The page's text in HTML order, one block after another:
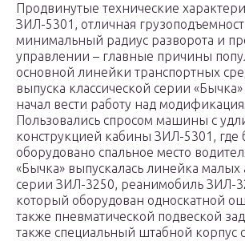
Продвинутые технические
ЗИЛ-5301, отличная
минимальный радиус разворота и
управлении – главные причины
основной линейки транспортных
выпуска классической серии
начал вести работу над
Пользовались спросом машины с
конструкцией кабины ЗИЛ-5301, где
оборудовано спальное место
«Бычка» выпускалась линейка малых
серии ЗИЛ-3250, реанимобиль
который оборудован односкатной
также пневматической подвеской
также специальный штабной